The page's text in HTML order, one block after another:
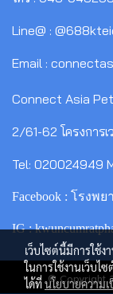
Line@ :
Email :
Connect Asia
2/61-62 โครงการ
Tel: 020024949
Facebook : โรง
IG :
© Copyright
เว็บไซต์นี้มีการใช้
ในการใช้งานเว็บไ
ได้ที่นโยบายความ